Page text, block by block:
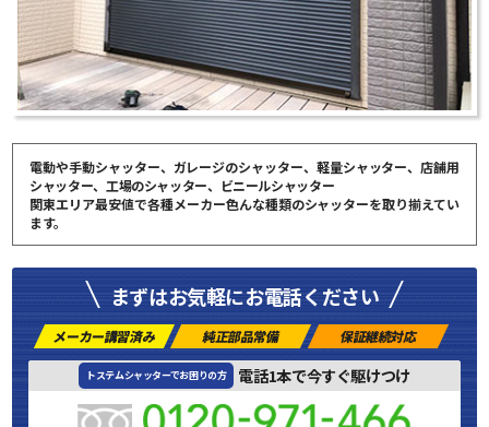
電動や手動シャッター、ガレージのシャッター、軽量シャッター、店舗用
シャッター、工場のシャッター、ビニールシャッター
関東エリア最安値で各種メーカー色んな種類のシャッターを取り揃えてい
ます。
まずはお気軽にお電話ください
メーカー講習済み 純正部品常備 保証継続対応
トステムシャッターでお困りの方 電話1本で今すぐ駆けつけ